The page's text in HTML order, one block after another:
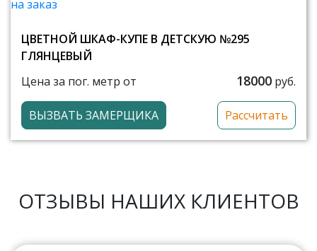
ЦВЕТНОЙ ШКАФ-КУПЕ В ДЕТСКУЮ №295
ГЛЯНЦЕВЫЙ
Цена за пог. метр от
18000 руб.
ВЫЗВАТЬ ЗАМЕРЩИКА Рассчитать
ОТЗЫВЫ НАШИХ КЛИЕНТОВ